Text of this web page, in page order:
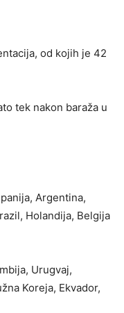
od kojih je 42
tek nakon baraža u
Argentina,
Holandija, Belgija
Urugvaj,
Koreja, Ekvador,